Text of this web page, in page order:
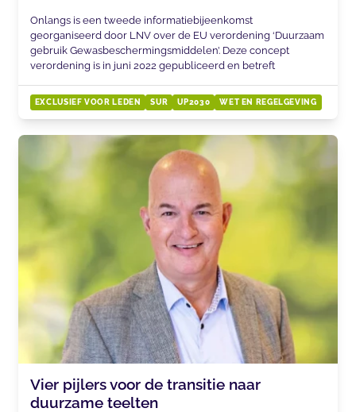
Onlangs is een tweede informatiebijeenkomst
georganiseerd door LNV over de EU verordening ‘Duurzaam
gebruik Gewasbeschermingsmiddelen’. Deze concept
verordening is in juni 2022 gepubliceerd en betreft
EXCLUSIEF VOOR LEDEN SUR UP2030 WET EN REGELGEVING
Vier pijlers voor de transitie naar
duurzame teelten